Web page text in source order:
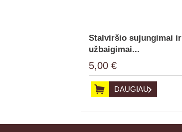
Stalviršio sujungimai ir
užbaigimai...
5,00 €
DAUGIAU